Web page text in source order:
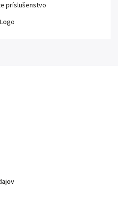
príslušenstvo